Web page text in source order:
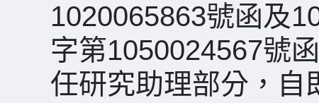
1020065863號函及
字第1050024567號
任研究助理部分，自